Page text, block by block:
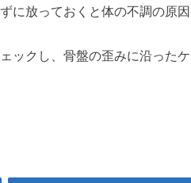
に放っておくと体の不調の原因
ックし、骨盤の歪みに沿ったケ